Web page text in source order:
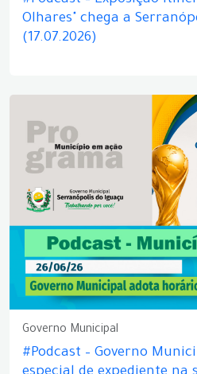
Olhares" chega a
(17.07.2026)
Governo Municipal
#Podcast – Governo